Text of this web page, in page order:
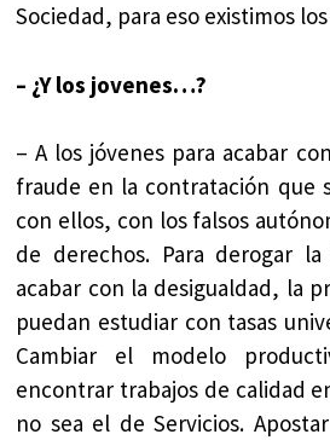
Sociedad, para eso existimos
– ¿Y los jovenes…?
– A los jóvenes para acabar
fraude en la contratación que
con ellos, con los falsos
de derechos. Para derogar
acabar con la desigualdad, la
puedan estudiar con tasas
Cambiar el modelo
encontrar trabajos de calidad
no sea el de Servicios.